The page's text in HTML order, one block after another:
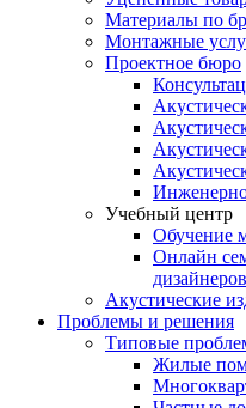
Материалы по
Монтажные
Проектное бюро
Учебный центр
Обучение
Онлайн
дизайнеров
Акустические
Проблемы и решения
Типовые
Жилые